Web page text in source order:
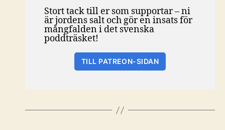
Stort tack till er som supportar – ni
är jordens salt och gör en insats för
mångfalden i det svenska
poddträsket!
TILL PATREON-SIDAN